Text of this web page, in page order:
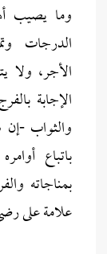
وما يصيب
الدرجات
الأجر، ولا
الإجابة
والثواب -
باتباع
بمناجاته
علامة على